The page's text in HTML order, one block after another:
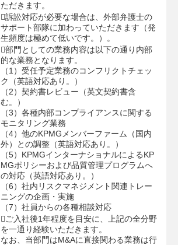
ただきます。
訴訟対応が必要な場合は、外部弁護士の
サポート部隊に加わっていただきます（発
生頻度は極めて低いです。）。
部門としての業務内容は以下の通り内部
的な業務となります。
（1）受任予定業務のコンフリクトチェッ
ク（英語対応あり。）
（2）契約書レビュー（英文契約書含
む。）
（3）各種内部コンプライアンスに関する
モニタリング業務
（4）他のKPMGメンバーファーム（国内
外）との調整（英語対応あり。）
（5）KPMGインターナショナルによるKP
MGポリシーおよび品質管理プログラムへ
の対応（英語対応あり。）
（6）社内リスクマネジメント関連トレー
ニングの企画・実施
（7）社員からの各種相談対応
ご入社後1年程度を目安に、上記の全分野
を一通り経験いただきます。
なお、当部門はM&Aに直接関わる業務は行